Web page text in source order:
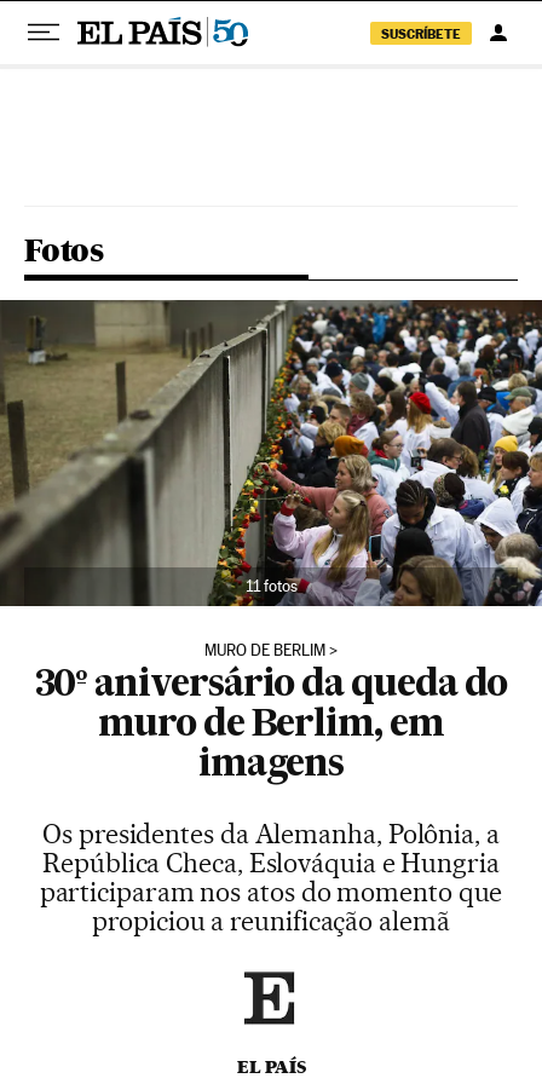
SUSCRÍBETE
Fotos
11 fotos
MURO DE BERLIM
30º aniversário da queda do
muro de Berlim, em
imagens
Os presidentes da Alemanha, Polônia, a
República Checa, Eslováquia e Hungria
participaram nos atos do momento que
propiciou a reunificação alemã
EL PAÍS